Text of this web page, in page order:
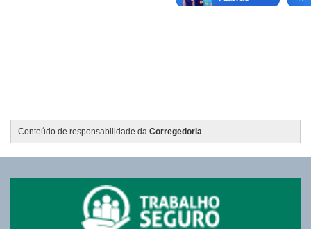
Conteúdo de responsabilidade da Corregedoria.